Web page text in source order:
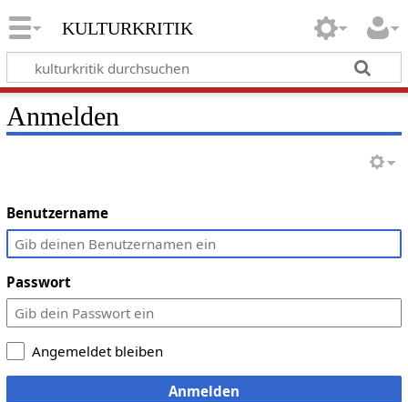
kulturkritik
Anmelden
Benutzername
Passwort
Angemeldet bleiben
Anmelden